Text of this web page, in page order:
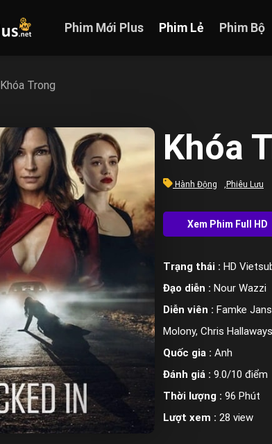
Phim Mới Plus Phim Lẻ Phim Bộ
Khóa Trong
Khóa
Hành Động Phiêu Lưu
Trạng thái : HD
Đạo diễn : Nour Wazzi
Diễn viên : Famke
Molony, Chris Hallaways
Quốc gia : Anh
Đánh giá : 9.0/10 điểm
Thời lượng : 96 Phút
Lượt xem : 28 view